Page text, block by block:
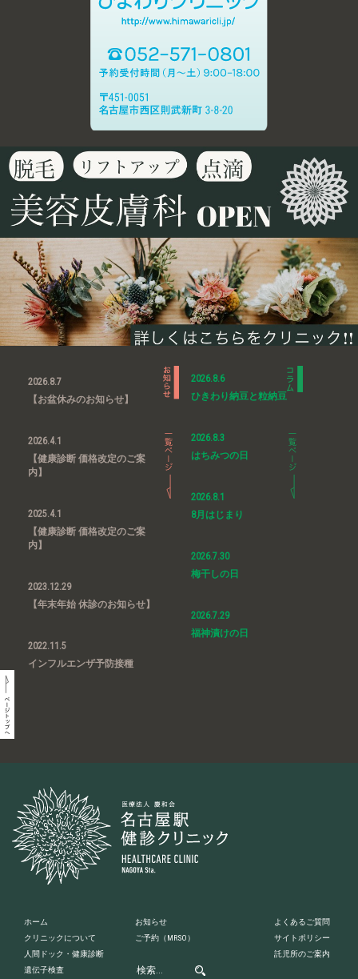
2026.8.7
【お盆休みのお知らせ】
2026.4.1
【健康診断 価格改定のご案
内】
2025.4.1
【健康診断 価格改定のご案
内】
2023.12.29
【年末年始 休診のお知らせ】
2022.11.5
インフルエンザ予防接種
2026.8.6
ひきわり納豆と粒納豆
2026.8.3
はちみつの日
2026.8.1
8月はじまり
2026.7.30
梅干しの日
2026.7.29
福神漬けの日
ホーム
クリニックについて
人間ドック・健康診断
遺伝子検査
お知らせ
ご予約 （MRSO）
よくあるご質問
サイトポリシー
託児所のご案内